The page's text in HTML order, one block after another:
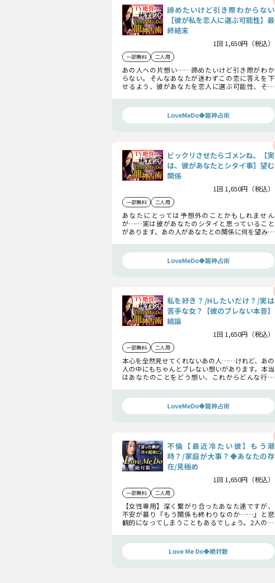
諦めたいけど引き際わからない
【彼が私を恋人に選ぶ可能性】最
終結末
1回 1,650円（税込）
一部無料 二人用
あの人への片想い……諦めたいけど引き際がわか
らない。そんなあなたが迷わずこの恋に答えを下
せるよう、彼があなたを恋人に選ぶ可能性、そし
LoveMeDo◆龍神占術
ビックリさせたらゴメンね。【実
は、彼があなたとシタイ事】望む
関係
1回 1,650円（税込）
一部無料 二人用
あなたにとっては予想外のことかもしれません
が……実は彼があなたのシタイと思っていること
があります。あの人があなたとの関係に何を望み、
LoveMeDo◆龍神占術
私を好き？/Hしたいだけ？/実は
苦手な女？【彼のブレない本音】
結論
1回 1,650円（税込）
一部無料 二人用
本心を全然見せてくれないあの人……けれど、あの
人の中にもちゃんとブレない想いがあります。本当
はあなたのことをどう想い、これからどんな行動
LoveMeDo◆龍神占術
不倫【最近冷たい彼】もう潮
時？/家庭が大事？◆あなたの存
在/見極め
1回 1,650円（税込）
一部無料 二人用
【女性専用】深く繋がり合ったあなた達ですが、
不安が募り『もう関係も終わりなのか……』と悲
観的になってしまうこともあるでしょう。2人の愛
Love Me Do◆絶対数